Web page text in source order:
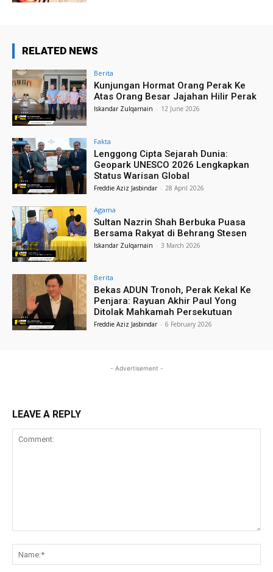
RELATED NEWS
Berita
Kunjungan Hormat Orang Perak Ke
Atas Orang Besar Jajahan Hilir Perak
Iskandar Zulqarnain - 12 June 2026
Fakta
Lenggong Cipta Sejarah Dunia:
Geopark UNESCO 2026 Lengkapkan
Status Warisan Global
Freddie Aziz Jasbindar - 28 April 2026
Agama
Sultan Nazrin Shah Berbuka Puasa
Bersama Rakyat di Behrang Stesen
Iskandar Zulqarnain - 3 March 2026
Berita
Bekas ADUN Tronoh, Perak Kekal Ke
Penjara: Rayuan Akhir Paul Yong
Ditolak Mahkamah Persekutuan
Freddie Aziz Jasbindar - 6 February 2026
- Advertisement -
LEAVE A REPLY